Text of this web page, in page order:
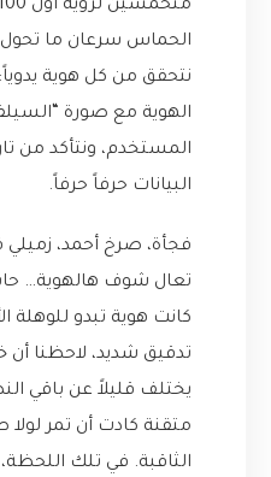
الحماس سرعان ما تحول
نتحقق من كل هوية
الهوية مع صورة
المستخدم، ونتأكد من
البيانات حرفاً حرفاً.
فجأة، صرخ أحمد، زميلي
تعال شوف هالهوية…
كانت هوية تبدو للوهلة
تدقيق شديد، لاحظنا أن
يختلف قليلاً عن باقي
متقنة كادت أن تمر
الثاقبة. في تلك